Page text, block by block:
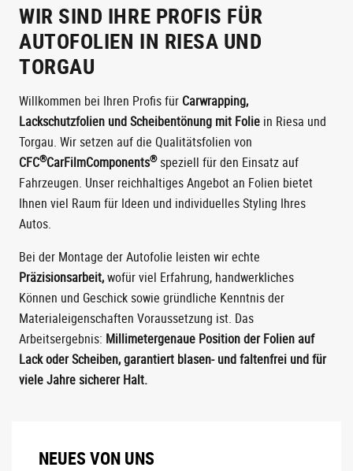
WIR SIND IHRE PROFIS FÜR
AUTOFOLIEN IN RIESA UND
TORGAU
Willkommen bei Ihren Profis für Carwrapping,
Lackschutzfolien und Scheibentönung mit Folie in Riesa und
Torgau. Wir setzen auf die Qualitätsfolien von
CFC®CarFilmComponents®speziell für den Einsatz auf
Fahrzeugen. Unser reichhaltiges Angebot an Folien bietet
Ihnen viel Raum für Ideen und individuelles Styling Ihres
Autos.
Bei der Montage der Autofolie leisten wir echte
Präzisionsarbeit, wofür viel Erfahrung, handwerkliches
Können und Geschick sowie gründliche Kenntnis der
Materialeigenschaften Voraussetzung ist. Das
Arbeitsergebnis: Millimetergenaue Position der Folien auf
Lack oder Scheiben, garantiert blasen- und faltenfrei und für
viele Jahre sicherer Halt.
NEUES VON UNS